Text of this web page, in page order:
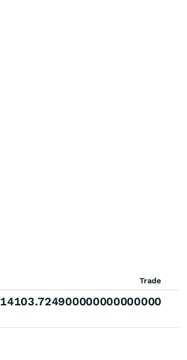
Trade
14103.724900000000000000